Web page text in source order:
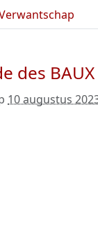
des BAUX
10 augustus